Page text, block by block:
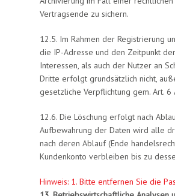
Vertragsende zu sichern.
12.5. Im Rahmen der Registrierung
die IP-Adresse und den Zeitpunkt
Interessen, als auch der Nutzer an
Dritte erfolgt grundsätzlich nicht,
gesetzliche Verpflichtung gem. Art. 6
12.6. Die Löschung erfolgt nach
Aufbewahrung der Daten wird alle
nach deren Ablauf (Ende
Kundenkonto verbleiben bis zu
Hinweis: 1. Bitte entfernen Sie die